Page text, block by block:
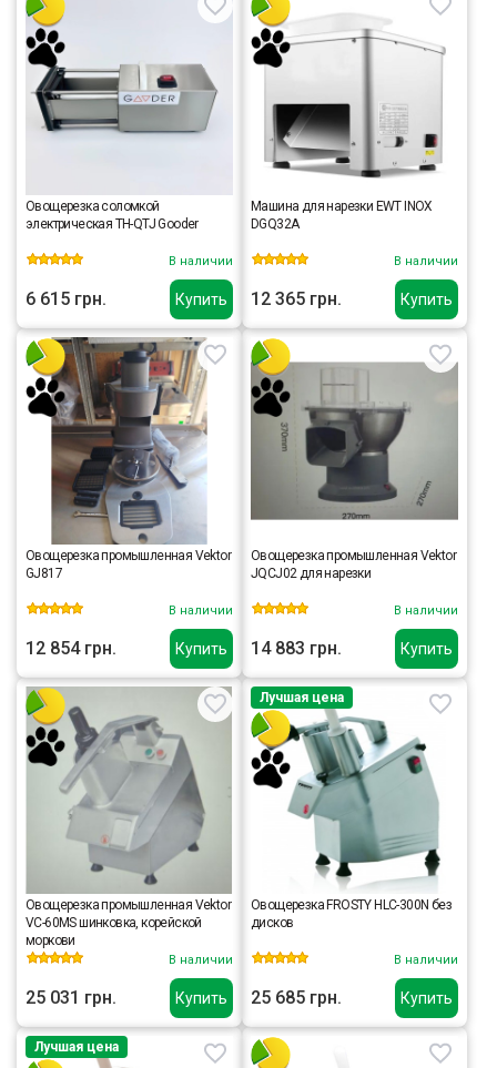
Купить
Овощерезка соломкой
электрическая TH-QTJ Gooder
В наличии
6 615 грн. Купить
Машина для нарезки EWT INOX
DGQ32A
В наличии
12 365 грн.
Купить
Овощерезка промышленная Vektor
GJ817
В наличии
12 854 грн. Купить
Овощерезка промышленная Vektor
JQCJ02 для нарезки
В наличии
14 883 грн.
Купить
Овощерезка промышленная Vektor
VC-60MS шинковка, корейской
моркови
В наличии
25 031 грн. Купить
Лучшая цена
Овощерезка FROSTY HLC-300N без
дисков
В наличии
25 685 грн.
Лучшая цена